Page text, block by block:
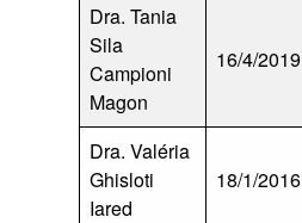
Dra. Tania
Sila
Campioni
Magon
16/4/2019
Dra. Valéria
Ghisloti
Iared
18/1/2016